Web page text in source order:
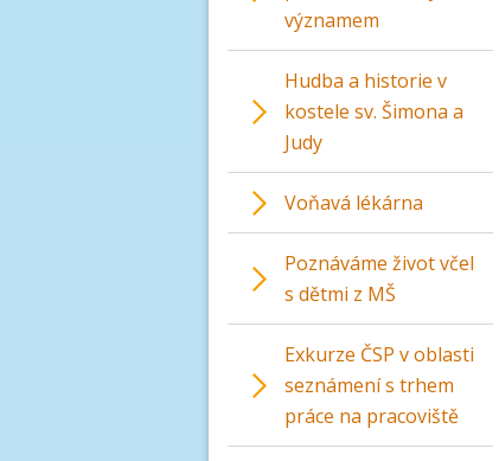
významem
Hudba a historie v
kostele sv. Šimona a
Judy
Voňavá lékárna
Poznáváme život včel
s dětmi z MŠ
Exkurze ČSP v oblasti
seznámení s trhem
práce na pracoviště